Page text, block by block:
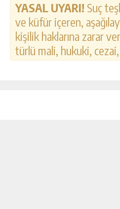
YASAL UYARI! Suç
ve küfür içeren,
kişilik haklarına zarar
türlü mali, hukuki,